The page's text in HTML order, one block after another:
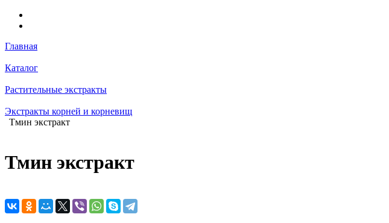
Главная
Каталог
Растительные экстракты
Экстракты корней и корневищ
Тмин экстракт
Тмин экстракт